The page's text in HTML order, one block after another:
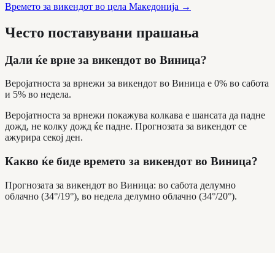
Времето за викендот во цела Македонија →
Често поставувани прашања
Дали ќе врне за викендот во Виница?
Веројатноста за врнежи за викендот во Виница е 0% во сабота
и 5% во недела.
Веројатноста за врнежи покажува колкава е шансата да падне
дожд, не колку дожд ќе падне. Прогнозата за викендот се
ажурира секој ден.
Какво ќе биде времето за викендот во Виница?
Прогнозата за викендот во Виница: во сабота делумно
облачно (34°/19°), во недела делумно облачно (34°/20°).